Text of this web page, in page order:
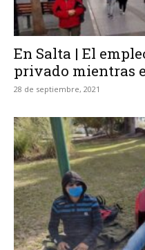
En Salta | El
privado mientras
28 de septiembre, 2021